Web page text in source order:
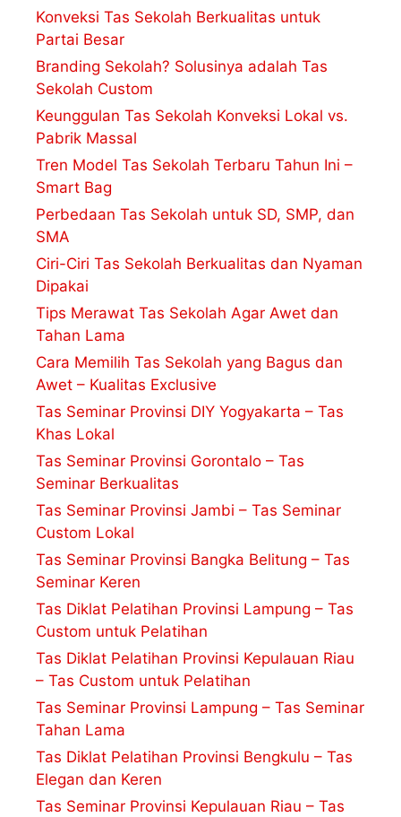
Konveksi Tas Sekolah Berkualitas untuk
Partai Besar
Branding Sekolah? Solusinya adalah Tas
Sekolah Custom
Keunggulan Tas Sekolah Konveksi Lokal vs.
Pabrik Massal
Tren Model Tas Sekolah Terbaru Tahun Ini –
Smart Bag
Perbedaan Tas Sekolah untuk SD, SMP, dan
SMA
Ciri-Ciri Tas Sekolah Berkualitas dan Nyaman
Dipakai
Tips Merawat Tas Sekolah Agar Awet dan
Tahan Lama
Cara Memilih Tas Sekolah yang Bagus dan
Awet – Kualitas Exclusive
Tas Seminar Provinsi DIY Yogyakarta – Tas
Khas Lokal
Tas Seminar Provinsi Gorontalo – Tas
Seminar Berkualitas
Tas Seminar Provinsi Jambi – Tas Seminar
Custom Lokal
Tas Seminar Provinsi Bangka Belitung – Tas
Seminar Keren
Tas Diklat Pelatihan Provinsi Lampung – Tas
Custom untuk Pelatihan
Tas Diklat Pelatihan Provinsi Kepulauan Riau
– Tas Custom untuk Pelatihan
Tas Seminar Provinsi Lampung – Tas Seminar
Tahan Lama
Tas Diklat Pelatihan Provinsi Bengkulu – Tas
Elegan dan Keren
Tas Seminar Provinsi Kepulauan Riau – Tas